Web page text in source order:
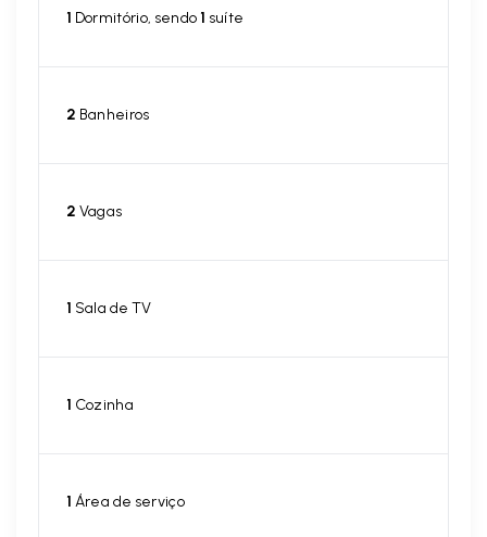
1 Dormitório, sendo1 suíte
2 Banheiros
2 Vagas
1 Sala de TV
1 Cozinha
1 Área de serviço